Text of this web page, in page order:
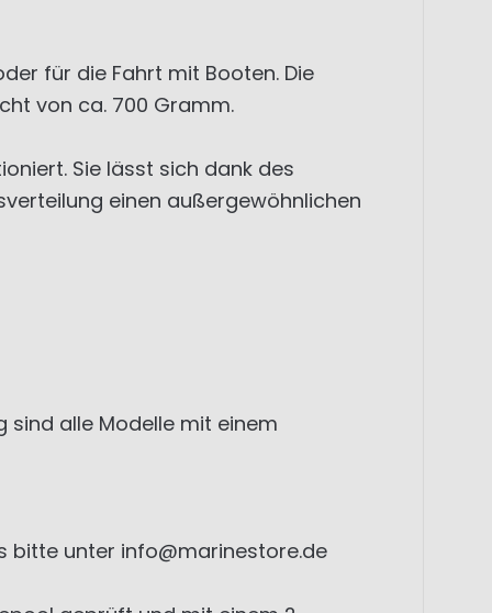
für die Fahrt mit Booten. Die
von ca. 700 Gramm.
Sie lässt sich dank des
einen außergewöhnlichen
alle Modelle mit einem
bitte unter info@marinestore.de